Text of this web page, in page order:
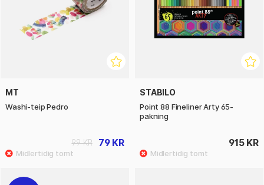
MT
Washi-teip Pedro
79 KR
99 KR
STABILO
Point 88 Fineliner Arty 65-
pakning
915 KR